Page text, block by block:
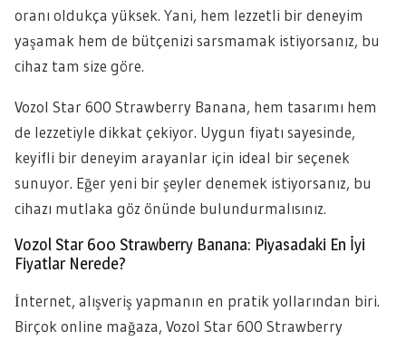
oranı oldukça yüksek. Yani, hem lezzetli bir deneyim
yaşamak hem de bütçenizi sarsmamak istiyorsanız, bu
cihaz tam size göre.
Vozol Star 600 Strawberry Banana, hem tasarımı hem
de lezzetiyle dikkat çekiyor. Uygun fiyatı sayesinde,
keyifli bir deneyim arayanlar için ideal bir seçenek
sunuyor. Eğer yeni bir şeyler denemek istiyorsanız, bu
cihazı mutlaka göz önünde bulundurmalısınız.
Vozol Star 600 Strawberry Banana: Piyasadaki En İyi
Fiyatlar Nerede?
İnternet, alışveriş yapmanın en pratik yollarından biri.
Birçok online mağaza, Vozol Star 600 Strawberry